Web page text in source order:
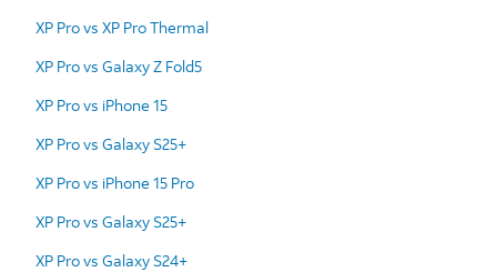
XP Pro vs XP Pro Thermal
XP Pro vs Galaxy Z Fold5
XP Pro vs iPhone 15
XP Pro vs Galaxy S25+
XP Pro vs iPhone 15 Pro
XP Pro vs Galaxy S25+
XP Pro vs Galaxy S24+